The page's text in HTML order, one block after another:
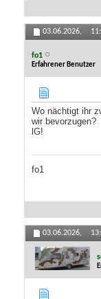
03.06.2026,
fo1
Erfahrener Benutzer
Wo nächtigt ihr
wir bevorzugen?
lG!
fo1
03.06.2026,